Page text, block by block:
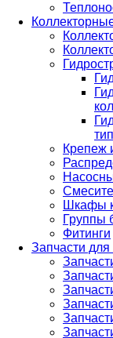
Крепеж
Шкафы
Группы
Фитинги
Запчасти для